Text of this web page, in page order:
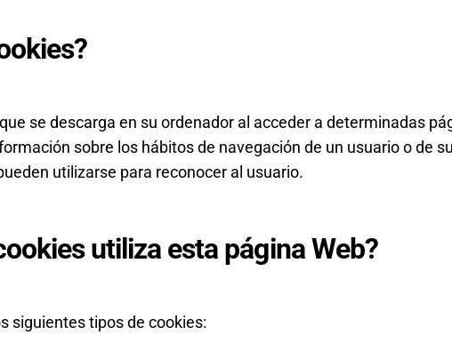
se descarga en su ordenador al acceder a determinadas
sobre los hábitos de navegación de un usuario o de
utilizarse para reconocer al usuario.
utiliza esta página Web?
siguientes tipos de cookies: